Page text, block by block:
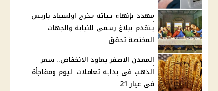
مهدد بإنهاء حياته مخرج اولمبياد باريس
يتقدم ببلاغ رسمى للنيابة والجهات
المختصة تحقق
المعدن الاصفر يعاود الانخفاض.. سعر
الذهب فى بدايه تعاملات اليوم ومفاجأة
فى عيار 21